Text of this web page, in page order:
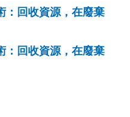
：回收資源，在廢棄
：回收資源，在廢棄